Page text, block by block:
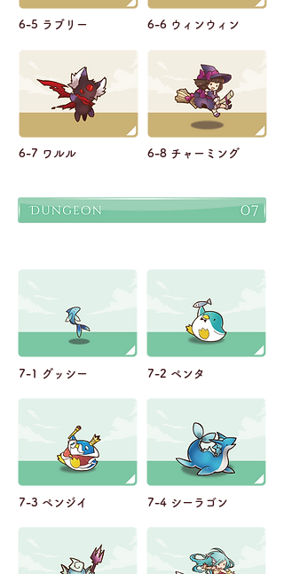
6-5 ラブリー
6-7 ワルル
6-6 ウィンウィン
6-8 チャーミング
7-1 グッシー
7-3 ペンジイ
7-2 ペンタ
7-4 シーラゴン